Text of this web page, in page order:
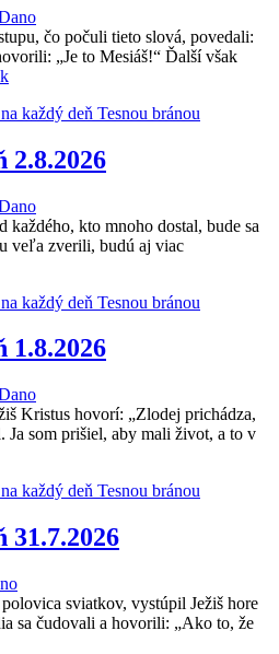
čo počuli tieto slová, povedali:
„Je to Mesiáš!“ Ďalší však
2.8.2026
kto mnoho dostal, bude sa
veľa zverili, budú aj viac
1.8.2026
Kristus hovorí: „Zlodej prichádza,
Ja som prišiel, aby mali život, a to v
31.7.2026
sviatkov, vystúpil Ježiš hore
sa čudovali a hovorili: „Ako to, že